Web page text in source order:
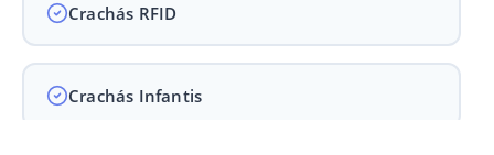
Crachás RFID
Crachás Infantis